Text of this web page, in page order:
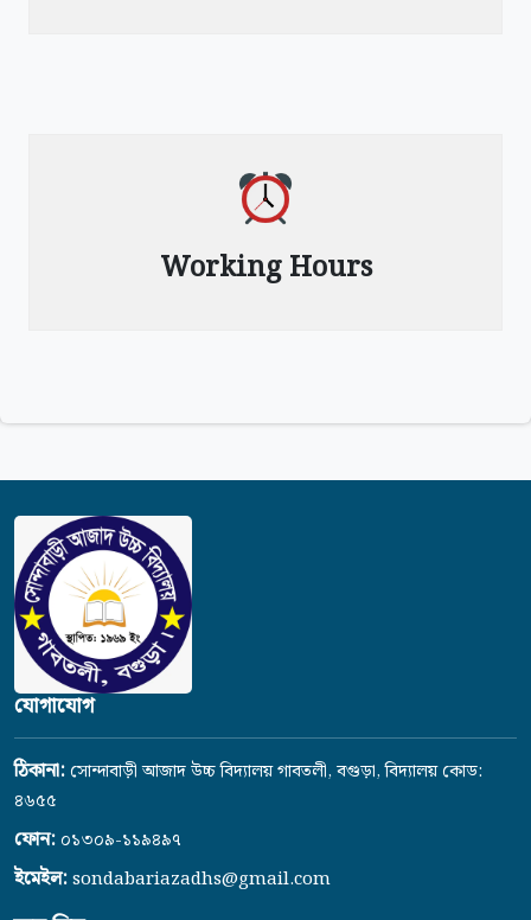
Working Hours
যোগাযোগ
ঠিকানা: সোন্দাবাড়ী আজাদ উচ্চ বিদ্যালয় গাবতলী, বগুড়া, বিদ্যালয় কোড:
৪৬৫৫
ফোন: ০১৩০৯-১১৯৪৯৭
ইমেইল:sondabariazadhs@gmail.com